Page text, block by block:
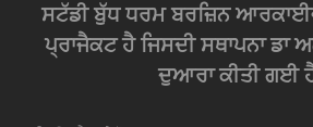
ਸਟੱਡੀ ਬੁੱਧ ਧਰਮ ਬਰਜ਼ਿਨ
ਪ੍ਰਾਜੈਕਟ ਹੈ ਜਿਸਦੀ ਸਥਾਪਨਾ ਡਾ
ਦੁਆਰਾ ਕੀਤੀ ਗਈ